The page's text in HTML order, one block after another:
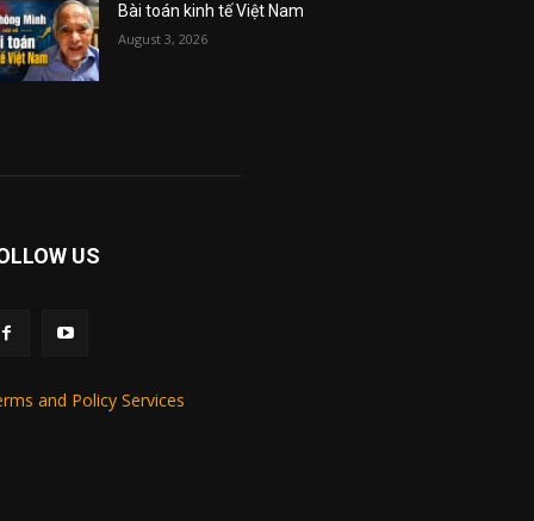
Bài toán kinh tế Việt Nam
August 3, 2026
US
and Policy Services